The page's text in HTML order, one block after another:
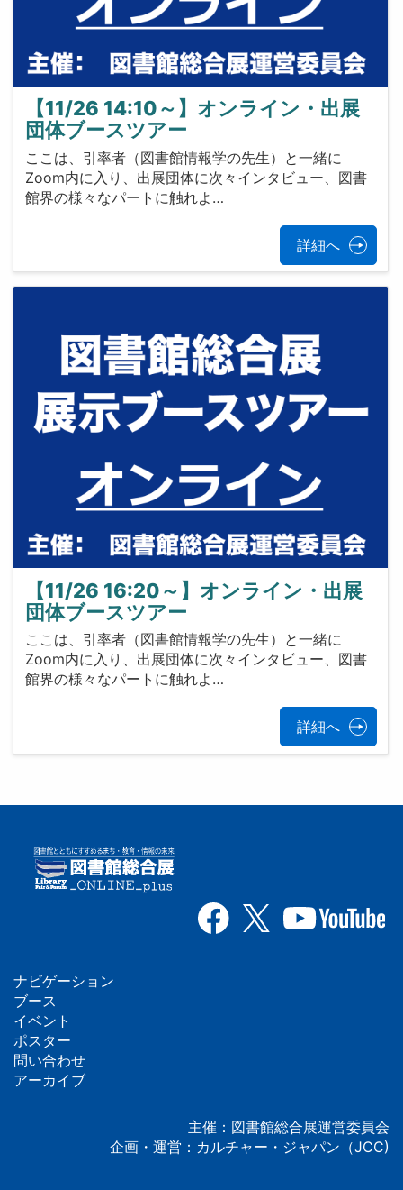
【11/26 14:10～】オンライン・出展
団体ブースツアー
ここは、引率者（図書館情報学の先生）と一緒に
Zoom内に入り、出展団体に次々インタビュー、図書
館界の様々なパートに触れよ…
詳細へ
【11/26 16:20～】オンライン・出展
団体ブースツアー
ここは、引率者（図書館情報学の先生）と一緒に
Zoom内に入り、出展団体に次々インタビュー、図書
館界の様々なパートに触れよ…
詳細へ
フ
ッ
タ
ナビゲーション
ブース
イベント
ポスター
問い合わせ
アーカイブ
主催：図書館総合展運営委員会
企画・運営：カルチャー・ジャパン（JCC)